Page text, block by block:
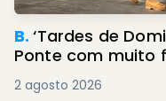
B.‘Tardes de
Ponte com muito
2 agosto 2026